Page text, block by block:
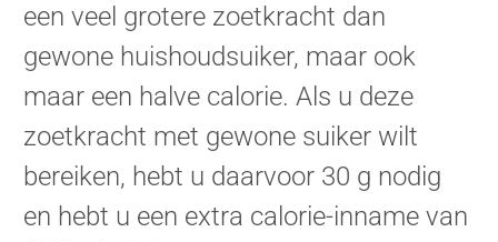
een veel grotere zoetkracht dan
gewone huishoudsuiker, maar ook
maar een halve calorie. Als u deze
zoetkracht met gewone suiker wilt
bereiken, hebt u daarvoor 30 g nodig
en hebt u een extra calorie-inname van